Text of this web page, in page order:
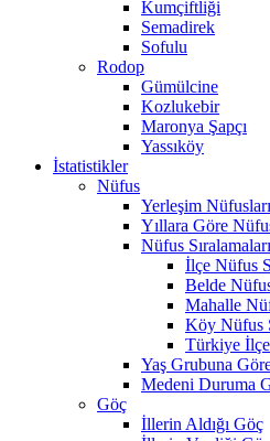
Kumçiftliği
Semadirek
Sofulu
Rodop
Gümülcine
Kozlukebir
Maronya Şapçı
Yassıköy
İstatistikler
Nüfus
Yerleşim Nüfusları
Yıllara Göre
Nüfus Sıralamaları
İlçe Nüfus
Belde
Mahalle
Köy Nüfus
Türkiye
Yaş Grubuna
Medeni Duruma
Göç
İllerin Aldığı Göç